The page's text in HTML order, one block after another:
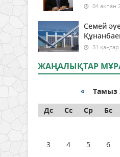
04 ақпан
Семей
31
ЖАҢАЛЫҚТАР
« Тамыз
Дс
Сс Ср Бс
3
4 5 6